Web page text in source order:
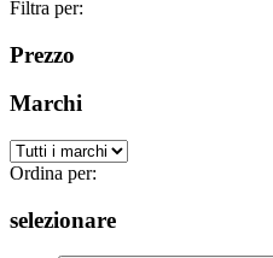
Filtra per:
Prezzo
Marchi
Ordina per:
selezionare